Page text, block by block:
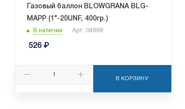
Газовый баллон BLOWGRANA BLG-
MAPP (1"-20UNF, 400гр.)
В наличии Арт.: 04899
526₽
В КОРЗИНУ